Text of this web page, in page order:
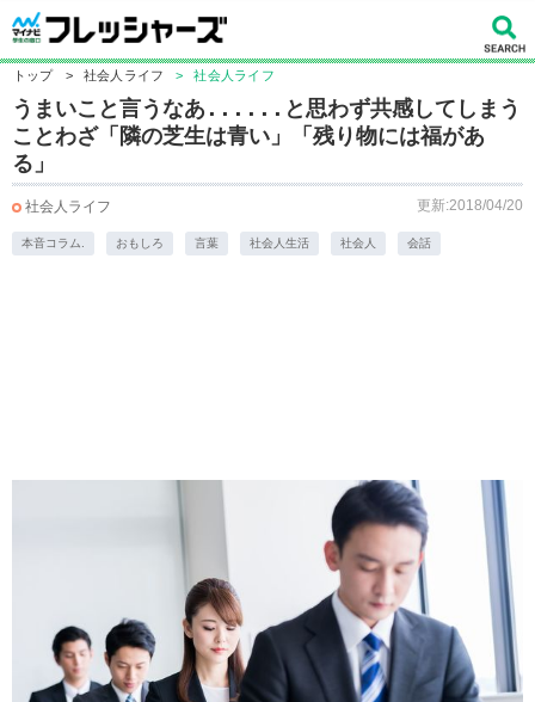
トップ > 社会人ライフ > 社会人ライフ
うまいこと言うなあ......と思わず共感してしまう
ことわざ「隣の芝生は青い」「残り物には福があ
る」
社会人ライフ 更新:2018/04/20
本音コラム. おもしろ 言葉 社会人生活 社会人 会話